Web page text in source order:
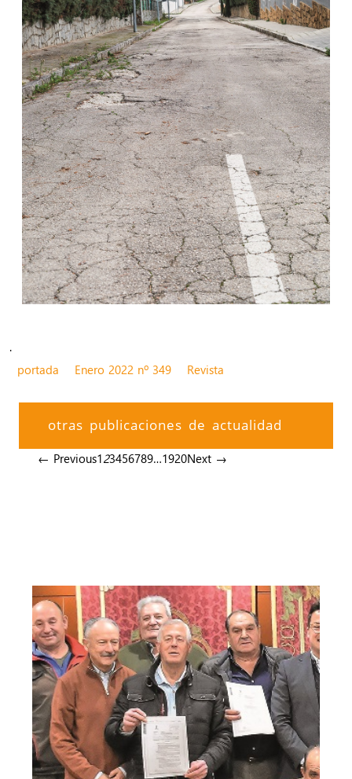
.
portada
Enero 2022 nº 349 Revista
otras publicaciones de actualidad
← Previous123456789…1920Next →